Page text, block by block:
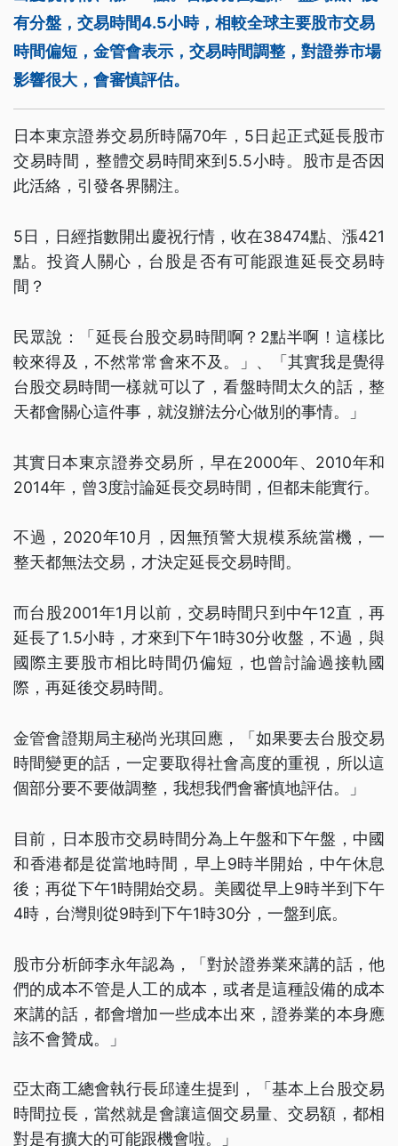
有分盤，交易時間4.5小時，相較全球主要股市交易
時間偏短，金管會表示，交易時間調整，對證券市場
影響很大，會審慎評估。
日本東京證券交易所時隔70年，5日起正式延長股市
交易時間，整體交易時間來到5.5小時。股市是否因
此活絡，引發各界關注。
5日，日經指數開出慶祝行情，收在38474點、漲421
點。投資人關心，台股是否有可能跟進延長交易時
間？
民眾說：「延長台股交易時間啊？2點半啊！這樣比
較來得及，不然常常會來不及。」、「其實我是覺得
台股交易時間一樣就可以了，看盤時間太久的話，整
天都會關心這件事，就沒辦法分心做別的事情。」
其實日本東京證券交易所，早在2000年、2010年和
2014年，曾3度討論延長交易時間，但都未能實行。
不過，2020年10月，因無預警大規模系統當機，一
整天都無法交易，才決定延長交易時間。
而台股2001年1月以前，交易時間只到中午12直，再
延長了1.5小時，才來到下午1時30分收盤，不過，與
國際主要股市相比時間仍偏短，也曾討論過接軌國
際，再延後交易時間。
金管會證期局主秘尚光琪回應，「如果要去台股交易
時間變更的話，一定要取得社會高度的重視，所以這
個部分要不要做調整，我想我們會審慎地評估。」
目前，日本股市交易時間分為上午盤和下午盤，中國
和香港都是從當地時間，早上9時半開始，中午休息
後；再從下午1時開始交易。美國從早上9時半到下午
4時，台灣則從9時到下午1時30分，一盤到底。
股市分析師李永年認為，「對於證券業來講的話，他
們的成本不管是人工的成本，或者是這種設備的成本
來講的話，都會增加一些成本出來，證券業的本身應
該不會贊成。」
亞太商工總會執行長邱達生提到，「基本上台股交易
時間拉長，當然就是會讓這個交易量、交易額，都相
對是有擴大的可能跟機會啦。」